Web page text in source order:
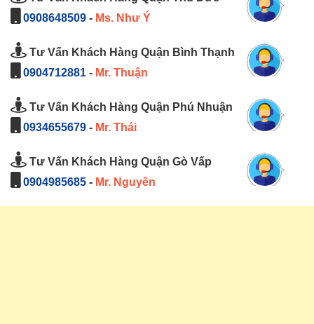
0908648509 - Ms. Như Ý
Tư Vấn Khách Hàng Quận Bình Thạnh
0904712881 - Mr. Thuận
Tư Vấn Khách Hàng Quận Phú Nhuận
0934655679 - Mr. Thái
Tư Vấn Khách Hàng Quận Gò Vấp
0904985685 - Mr. Nguyên